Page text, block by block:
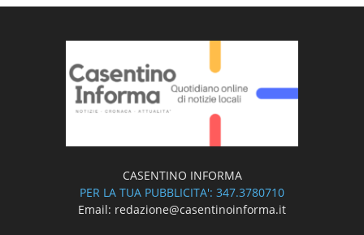
CASENTINO INFORMA
PER LA TUA PUBBLICITA': 347.3780710
Email: redazione@casentinoinforma.it